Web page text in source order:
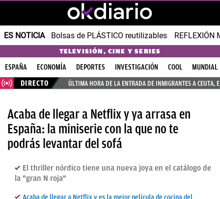
ES NOTICIA Bolsas de PLÁSTICO reutilizables REFLEXIÓN
TELEVISIÓN, CINE Y SERIES
ESPAÑA ECONOMÍA DEPORTES INVESTIGACIÓN COOL
MUNDIAL
DIRECTO
ÚLTIMA HORA DE LA ENTRADA DE INMIGRANTES A CEUTA,
Acaba de llegar a Netflix y ya arrasa en
España: la miniserie con la que no te
podrás levantar del sofá
El thriller nórdico tiene una nueva joya en el catálogo de
la "gran N roja"
Acaba de llegar a Netflix y es la mejor película de cocina del